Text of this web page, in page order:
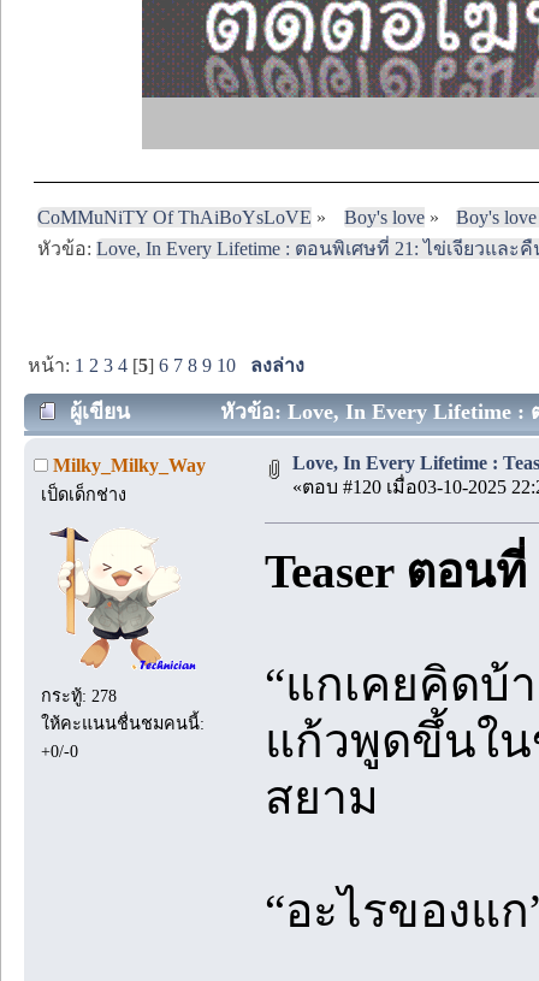
CoMMuNiTY Of ThAiBoYsLoVE » Boy's love»
Boy's
หัวข้อ:Love, In Every Lifetime : ตอนพิเศษที่ 21: ไข่เจียวและ
หน้า: 1 2 3 4 [5]6 7 8 9 10 ลงล่าง
ผู้เขียน หัวข้อ: Love, In Every Lifetime :
Milky_Milky_Way
เป็ดเด็กช่าง
กระทู้: 278
ให้คะแนนชื่นชมคนนี้:
+0/-0
Love, In Every Lifetime :
«ตอบ #120 เมื่อ03-10-2025
Teaser ตอนที่
“แกเคยคิดบ้
แก้วพูดขึ้นใน
สยาม
“อะไรของแก